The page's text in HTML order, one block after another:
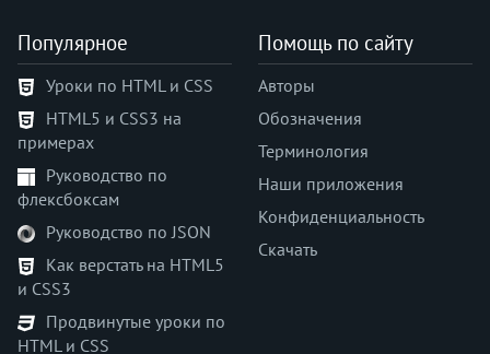
Популярное
Уроки по HTML и CSS
HTML5 и CSS3 на
примерах
Руководство по
флексбоксам
Руководство по JSON
Как верстать на HTML5
и CSS3
Продвинутые уроки по
HTML и CSS
Помощь по сайту
Авторы
Обозначения
Терминология
Наши приложения
Конфиденциальность
Скачать